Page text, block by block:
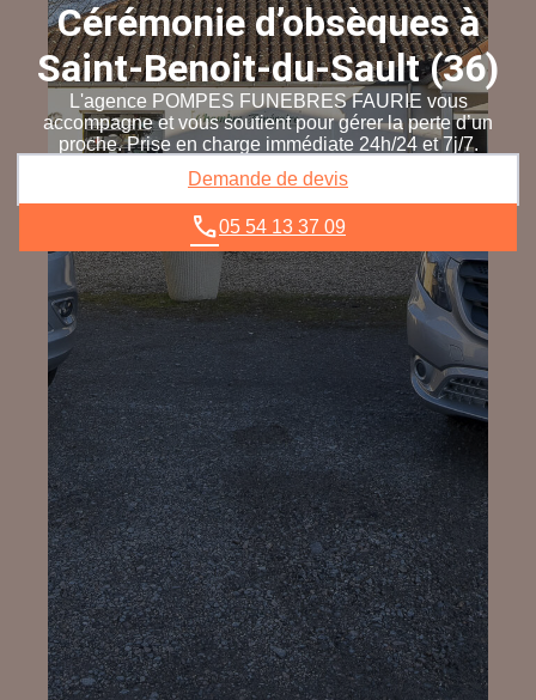
Cérémonie d’obsèques à
Saint-Benoit-du-Sault (36)
L'agence POMPES FUNEBRES FAURIE vous
accompagne et vous soutient pour gérer la perte d’un
proche. Prise en charge immédiate 24h/24 et 7j/7.
Demande de devis
05 54 13 37 09